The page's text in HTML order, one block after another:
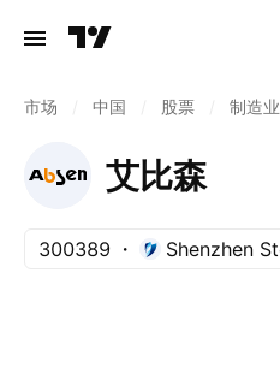
市场 中国 股票 制造业
艾比森
300389 Shenzhen